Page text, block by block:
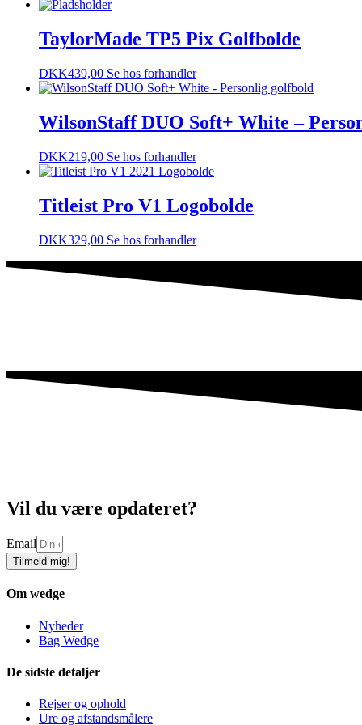
TaylorMade TP5 Pix Golfbolde
DKK439,00 Se hos forhandler
WilsonStaff DUO Soft+ White –
DKK219,00 Se hos forhandler
Titleist Pro V1 Logobolde
DKK329,00 Se hos forhandler
Vil du være opdateret?
Email
Tilmeld mig!
Om wedge
Nyheder
Bag Wedge
De sidste detaljer
Rejser og ophold
Ure og afstandsmålere